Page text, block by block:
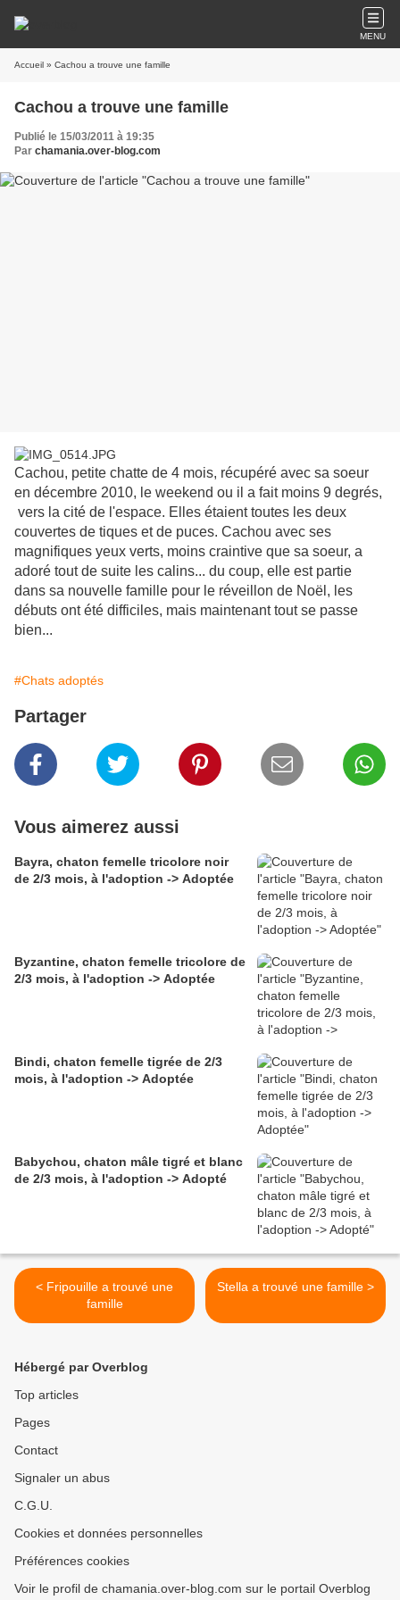
MENU
Accueil » Cachou a trouve une famille
Cachou a trouve une famille
Publié le 15/03/2011 à 19:35
Par chamania.over-blog.com
Cachou, petite chatte de 4 mois, récupéré avec sa soeur
en décembre 2010, le weekend ou il a fait moins 9 degrés,
vers la cité de l'espace. Elles étaient toutes les deux
couvertes de tiques et de puces. Cachou avec ses
magnifiques yeux verts, moins craintive que sa soeur, a
adoré tout de suite les calins... du coup, elle est partie
dans sa nouvelle famille pour le réveillon de Noël, les
débuts ont été difficiles, mais maintenant tout se passe
bien...
#Chats adoptés
Partager
Vous aimerez aussi
Bayra, chaton femelle tricolore noir
de 2/3 mois, à l'adoption -> Adoptée
Byzantine, chaton femelle tricolore de
2/3 mois, à l'adoption -> Adoptée
Bindi, chaton femelle tigrée de 2/3
mois, à l'adoption -> Adoptée
Babychou, chaton mâle tigré et blanc
de 2/3 mois, à l'adoption -> Adopté
< Fripouille a trouvé une
famille
Stella a trouvé une famille >
Hébergé par Overblog
Top articles
Pages
Contact
Signaler un abus
C.G.U.
Cookies et données personnelles
Préférences cookies
Voir le profil de chamania.over-blog.com sur le portail Overblog